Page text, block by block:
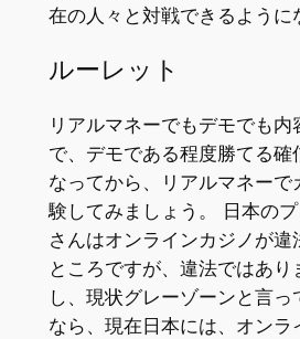
在の人々と対戦できるように
ルーレット
リアルマネーでもデモでも
で、デモである程度勝てる確
なってから、リアルマネーで
験してみましょう。 日本の
さんはオンラインカジノが違
ところですが、違法ではあり
し、現状グレーゾーンと言
なら、現在日本には、オンラ